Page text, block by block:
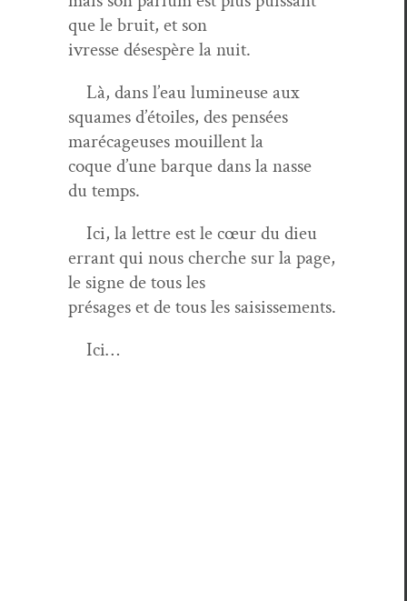
que le bruit, et son
ivresse dés­espère la nuit.
Là, dans l’eau lumineuse aux
squames d’é­toiles, des pen­sées
marécageuses mouil­lent la
coque d’une bar­que dans la nasse
du temps.
Ici, la let­tre est le cœur du dieu
errant qui nous cherche sur la page,
le signe de tous les
présages et de tous les saisissements.
Ici…